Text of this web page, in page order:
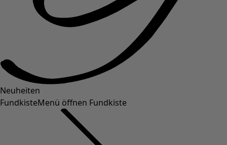
Neuheiten
FundkisteMenü öffnen Fundkiste